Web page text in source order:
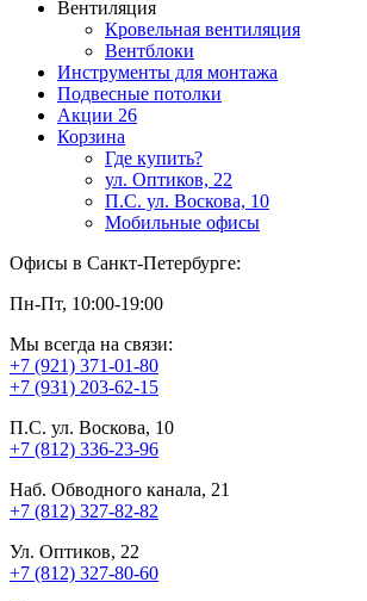
Вентиляция
Кровельная вентиляция
Вентблоки
Инструменты для монтажа
Подвесные потолки
Акции 26
Корзина
Где купить?
ул. Оптиков, 22
П.С. ул. Воскова, 10
Мобильные офисы
Офисы в Санкт-Петербурге:
Пн-Пт, 10:00-19:00
Мы всегда на связи:
+7 (921) 371-01-80
+7 (931) 203-62-15
П.С. ул. Воскова, 10
+7 (812) 336-23-96
Наб. Обводного канала, 21
+7 (812) 327-82-82
Ул. Оптиков, 22
+7 (812) 327-80-60